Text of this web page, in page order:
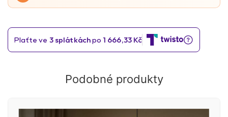
Podobné produkty